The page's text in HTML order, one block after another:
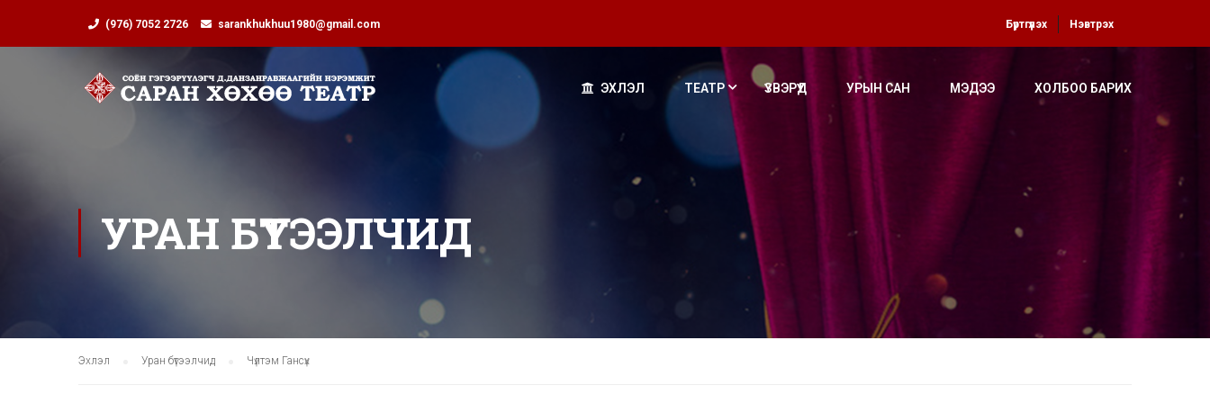
(976) 7052 2726 sarankhukhuu1980@gmail.com Бүртгүүлэх Нэвтрэх
ЭХЛЭЛ ТЕАТР ҮЗВЭРҮҮД УРЫН САН МЭДЭЭ ХОЛБОО БАРИХ
УРАН БҮТЭЭЛЧИД
Эхлэл Уран бүтээлчид Чүлтэм Гансүх